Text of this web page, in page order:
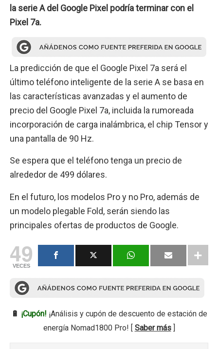
la serie A del Google Pixel podría terminar con el
Pixel 7a.
La predicción de que el Google Pixel 7a será el
último teléfono inteligente de la serie A se basa en
las características avanzadas y el aumento de
precio del Google Pixel 7a, incluida la rumoreada
incorporación de carga inalámbrica, el chip Tensor y
una pantalla de 90 Hz.
Se espera que el teléfono tenga un precio de
alrededor de 499 dólares.
En el futuro, los modelos Pro y no Pro, además de
un modelo plegable Fold, serán siendo las
principales ofertas de productos de Google.
49
VECES
🔋 ¡Cupón! ¡Análisis y cupón de descuento de estación de
energía Nomad1800 Pro! [ Saber más]